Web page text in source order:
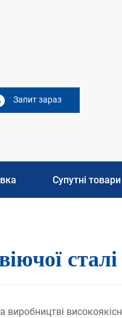
Запит зараз
Супутні товари
сталі